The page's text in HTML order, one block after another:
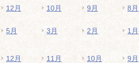
12月 10月 9月 8月
5月 3月 2月 1月
12月 11月 10月 9月